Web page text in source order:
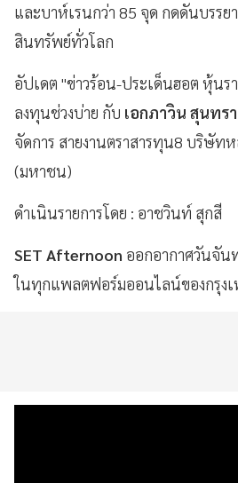
และบาห์เรนกว่า 85 จุด กดดันบรรย
สินทรัพย์ทั่วโลก
อัปเดต "ข่าวร้อน-ประเด็นฮอต หุ้นร
ลงทุนช่วงบ่าย กับ เอกภาวิน สุนทร
จัดการ สายงานตราสารทุน8 บริษัท
(มหาชน)
ดำเนินรายการโดย : อาชวินท์ สุกสี
SET Afternoon ออกอากาศวันจัน
ในทุกแพลตฟอร์มออนไลน์ของกรุง